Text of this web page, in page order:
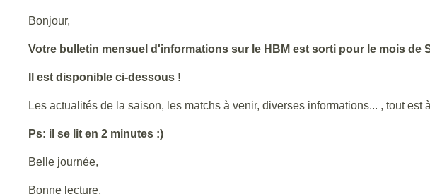
Bonjour,
Votre bulletin mensuel d'informations sur le HBM est sorti pour le mois de
Il est disponible ci-dessous !
Les actualités de la saison, les matchs à venir, diverses informations... , tout est
Ps: il se lit en 2 minutes :)
Belle journée,
Bonne lecture,